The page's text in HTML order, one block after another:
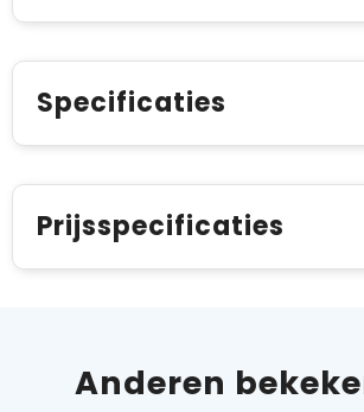
Specificaties
Prijsspecificaties
Anderen